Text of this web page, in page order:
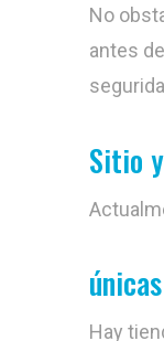
No
antes
Sitio
únicas
Hay